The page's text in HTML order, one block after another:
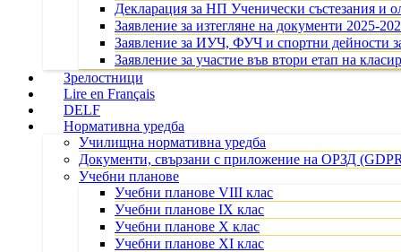
Декларация за НП Ученически състезания и
Заявление за изтегляне на документи 2025-
Заявление за ИУЧ, ФУЧ и спортни дейности
Заявление за участие във втори етап на
Зрелостници
Lire en Français
DELF
Нормативна уредба
Училищна нормативна уредба
Документи, свързани с приложение на ОРЗД
Учебни планове
Учебни планове VIII клас
Учебни планове IX клас
Учебни планове X клас
Учебни планове XI клас